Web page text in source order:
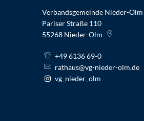
Verbandsgemeinde Nieder-Olm
Pariser Straße 110
55268 Nieder-Olm
+49 6136 69-0
rathaus@vg-nieder-olm.de
vg_nieder_olm